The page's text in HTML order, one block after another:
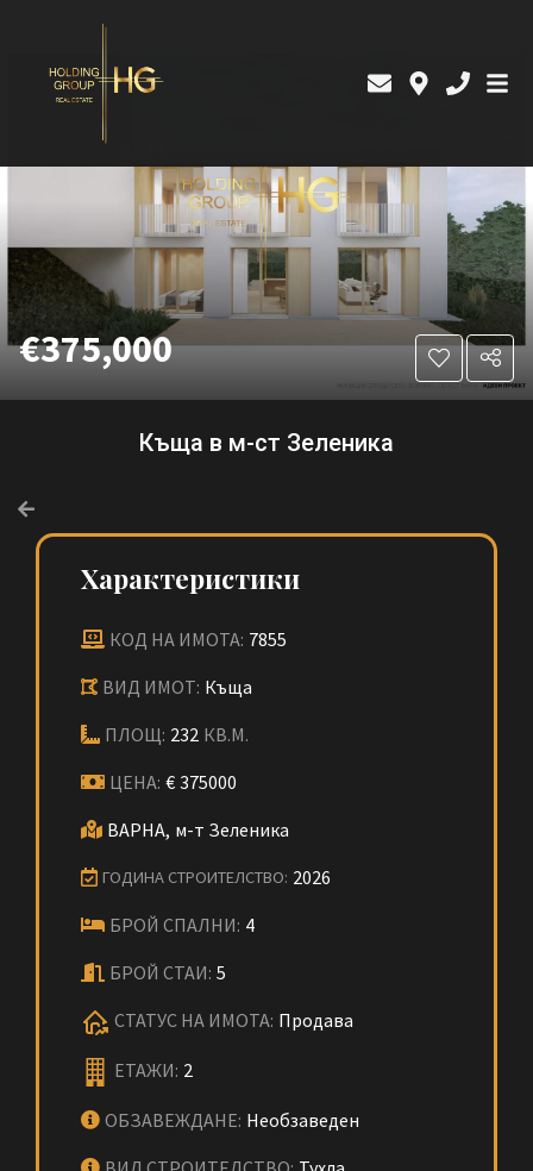
€375,000
Къща в м-ст Зеленика
Характеристики
КОД НА ИМОТА: 7855
ВИД ИМОТ: Къща
ПЛОЩ: 232 КВ.М.
ЦЕНА: € 375000
ВАРНА, м-т Зеленика
ГОДИНА СТРОИТЕЛСТВО: 2026
БРОЙ СПАЛНИ: 4
БРОЙ СТАИ: 5
СТАТУС НА ИМОТА: Продава
ЕТАЖИ: 2
ОБЗАВЕЖДАНЕ: Необзаведен